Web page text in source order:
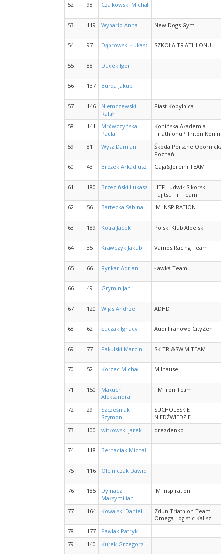
52 98 Czajkowski Michał
53 119 Wyparło Anna New Dogs Gym
54 97 Dąbrowski Łukasz SZKOŁA TRIATHLONU
55 88 Dudek Igor
56 137 Burda Jakub
57 146
Niemczewski
Rafał
Piast Kobylnica
58 141
Mrówczyńska
Paula
Konińska Akademia
Triathlonu / Triton Konin
59
81 Wysz Damian
Škoda Porsche
Poznań
60
43 Brożek Arkadiusz Gaja&Jeremi TEAM
61 180 Brzeziński Łukasz
HTF Ludwik Sikorski
Fujitsu Tri Team
62
56 Bartecka Sabina IM INSPIRATION
63 189 Kotra Jacek Polski Klub Alpejski
64 35 Krawczyk Jakub Vamos Racing Team
65 66 Rynkar Adrian Ławka Team
66 49 Grymin Jan
67 120 Wijas Andrzej ADHD
68 62 Łuczak Ignacy Audi Franowo CityZen
69 77 Pakulski Marcin SK TRI&SWIM TEAM
70 52 Korzec Michał Milhause
71 150
Makuch
Aleksandra
TM Iron Team
72 29
Szcześniak
Szymon
SUCHOLESKIE
NIEDŹWIEDZIE
73
100 witkowski jarek drezdenko
74 118 Bernaciak Michał
75 116 Olejniczak Dawid
76 185
Dymacz
Maksymilian
IM Inspiration
77 164 Kowalski Daniel
Zdun Triathlon Team
Omega Logistic Kalisz
78
177
Pawlak Patryk
79
140 Kurek Grzegorz